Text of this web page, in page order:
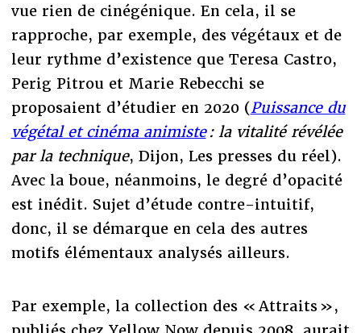
vue rien de cinégénique. En cela, il se
rapproche, par exemple, des végétaux et de
leur rythme d’existence que Teresa Castro,
Perig Pitrou et Marie Rebecchi se
proposaient d’étudier en 2020 (Puissance du
végétal et cinéma animiste: la vitalité révélée
par la technique, Dijon, Les presses du réel).
Avec la boue, néanmoins, le degré d’opacité
est inédit. Sujet d’étude contre-intuitif,
donc, il se démarque en cela des autres
motifs élémentaux analysés ailleurs.
Par exemple, la collection des « Attraits »,